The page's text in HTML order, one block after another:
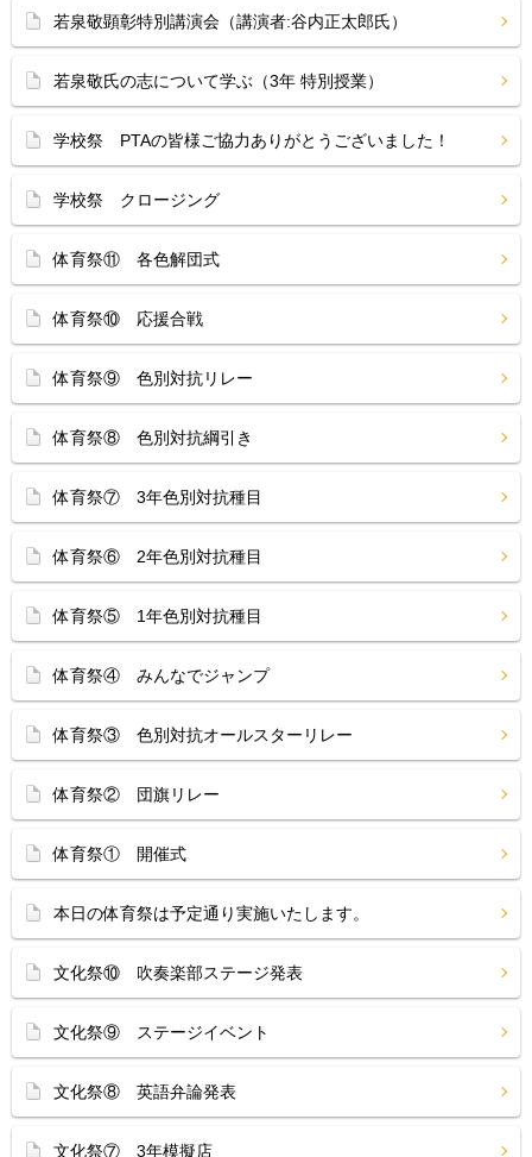
若泉敬顕彰特別講演会（講演者:谷内正太郎氏）
若泉敬氏の志について学ぶ（3年 特別授業）
学校祭 PTAの皆様ご協力ありがとうございました！
学校祭 クロージング
体育祭⑪ 各色解団式
体育祭⑩ 応援合戦
体育祭⑨ 色別対抗リレー
体育祭⑧ 色別対抗綱引き
体育祭⑦ 3年色別対抗種目
体育祭⑥ 2年色別対抗種目
体育祭⑤ 1年色別対抗種目
体育祭④ みんなでジャンプ
体育祭③ 色別対抗オールスターリレー
体育祭② 団旗リレー
体育祭① 開催式
本日の体育祭は予定通り実施いたします。
文化祭⑩ 吹奏楽部ステージ発表
文化祭⑨ ステージイベント
文化祭⑧ 英語弁論発表
文化祭⑦ 3年模擬店